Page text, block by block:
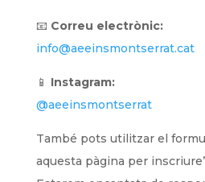
📧 Correu electrònic:
info@aeeinsmontserrat.cat
📱 Instagram:
@aeeinsmontserrat
També pots utilitzar el
aquesta pàgina per